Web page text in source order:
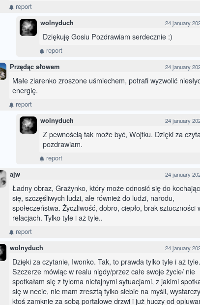
report
wolnyduch 24 january
Dziękuję Gosiu Pozdrawiam serdecznie :)
report
Przędąc słowem 24 january
Małe ziarenko zroszone uśmiechem, potrafi wyzwolić
energię.
report
wolnyduch 24 january
Z pewnością tak może być, Wojtku. Dzięki za
pozdrawiam.
report
ajw 24 january
Ładny obraz, Grażynko, który może odnosić się do
się, szczęśliwych ludzi, ale również do ludzi, narodu,
społeczeństwa. Życzliwość, dobro, ciepło, brak sztuczności
relacjach. Tylko tyle i aż tyle..
report
wolnyduch 24 january
Dzięki za czytanie, Iwonko. Tak, to prawda tylko tyle i aż
Szczerze mówiąc w realu nigdy/przez całe swoje życie/ nie
spotkałam się z tyloma niefajnymi sytuacjami, z jakimi
się w necie, nie mam zresztą tylko siebie na myśli,
ktoś zamknie za sobą portalowe drzwi i już huczy od